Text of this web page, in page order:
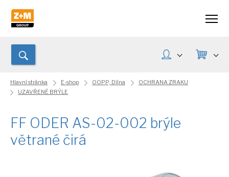
Hlavní stránka E-shop OOPP, Dílna
OCHRANA ZRAKU
UZAVŘENÉ BRÝLE
FF ODER AS-02-002 brýle
větrané čirá